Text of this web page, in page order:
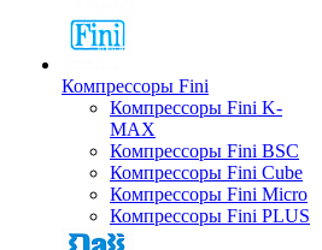
Компрессоры Fini
Компрессоры Fini K-
MAX
Компрессоры Fini BSC
Компрессоры Fini Cube
Компрессоры Fini Micro
Компрессоры Fini PLUS